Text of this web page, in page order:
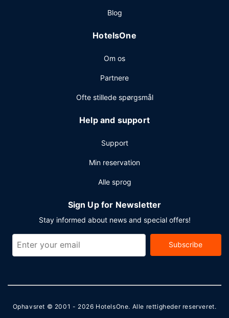
Blog
HotelsOne
Om os
Partnere
Ofte stillede spørgsmål
Help and support
Support
Min reservation
Alle sprog
Sign Up for Newsletter
Stay informed about news and special offers!
Subscribe
Ophavsret © 2001 - 2026 HotelsOne. Alle rettigheder reserveret.